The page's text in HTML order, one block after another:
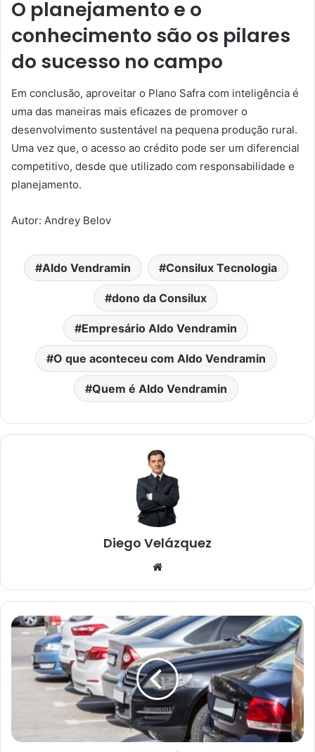
O planejamento e o
conhecimento são os pilares
do sucesso no campo
Em conclusão, aproveitar o Plano Safra com inteligência é
uma das maneiras mais eficazes de promover o
desenvolvimento sustentável na pequena produção rural.
Uma vez que, o acesso ao crédito pode ser um diferencial
competitivo, desde que utilizado com responsabilidade e
planejamento.
Autor: Andrey Belov
Aldo Vendramin Consilux Tecnologia
dono da Consilux
Empresário Aldo Vendramin
O que aconteceu com Aldo Vendramin
Quem é Aldo Vendramin
Diego Velázquez
Website